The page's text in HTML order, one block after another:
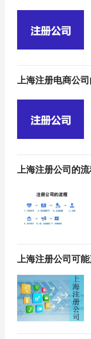
上海注册电商公
上海注册公司的
上海注册公司可